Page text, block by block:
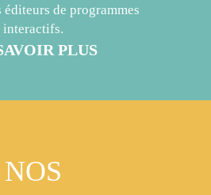
de programmes
interactifs.
PLUS
NOS